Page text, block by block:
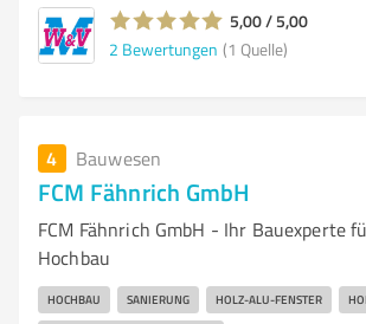
5,00 / 5,00
2 Bewertungen (1 Quelle)
4 Bauwesen
FCM Fähnrich GmbH
FCM Fähnrich GmbH - Ihr Bauexperte
Hochbau
HOCHBAU SANIERUNG HOLZ-ALU-FENSTER